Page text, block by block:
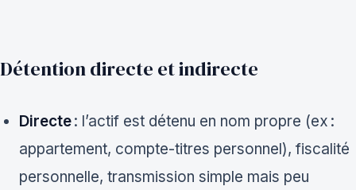
Détention directe et indirecte
Directe: l’actif est détenu en nom propre (ex :
appartement, compte-titres personnel), fiscalité
personnelle, transmission simple mais peu